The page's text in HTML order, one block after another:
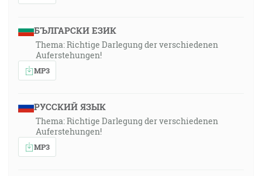
БЪЛГАРСКИ ЕЗИК
Thema: Richtige Darlegung der verschiedenen
Auferstehungen!
MP3
РУССКИЙ ЯЗЫК
Thema: Richtige Darlegung der verschiedenen
Auferstehungen!
MP3